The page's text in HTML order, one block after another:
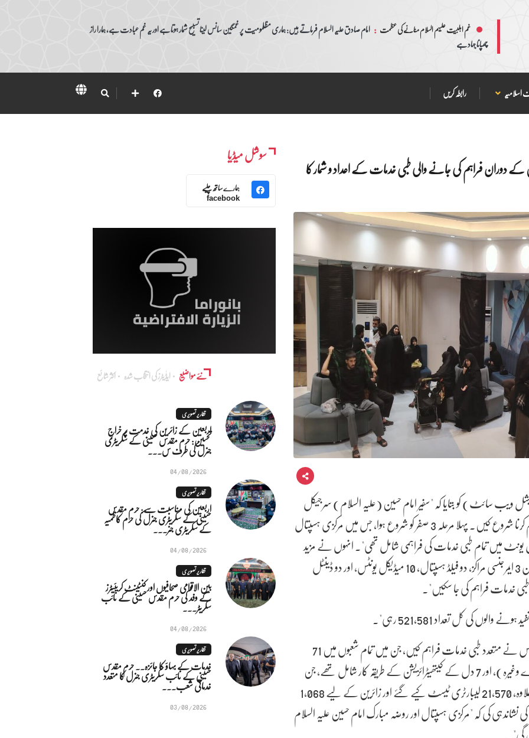
غم اہلبیت علیہم السلام منانے کی عظمت : امام صادق علیہ السلام فرماتے ہیں: ہماری مظلمومیت پر غمگین سانس لینا تسبیح شمار ہوتا ہے اور یہ غم عبادت ہے، ہمارا راز
چھپانا جہاد ہے
اسلامیہ رابطہ کریں
دوران فراہم کی جانے والی طبی خدمات کے اعداد و شمار کا
ویب سائٹ) کو بتایا کہ "سفیر امام حسین (علیہ السلام) سرجیکل
ہسپتال نے اربعین کے دوران مرحلہ وار اپنی خدمات فراہم کرنا شروع کیں۔ پہلا مرحلہ 3 صفر کو شروع ہوا، جس میں مرکزی ہسپتال
یونٹ میں تمام طبی خدمات کی فراہمی شامل تھی"۔ انہوں نے مزید
بتایا کہ "دوسرا مرحلہ 9 اور 10 صفر کو شروع ہوا، جس کے دوران 3 ایمرجنسی مراکز، دو فیلڈ ہسپتال، 10 میڈیکل یونٹس، اور دو ڈینٹل
طبی خدمات فراہم کی جا سکیں"۔
کی کل تعداد 521,581 رہی"۔
انہوں نے مزید کہا کہ "ہسپتال، ایمرجنسی مراکز، اور میڈیکل یونٹس نے متعدد طبی خدمات فراہم کیں، جن میں تمام شعبوں میں 71
ہنگامی سرجیکل آپریشنز، 7,340 ریڈیولاجیکل ٹیسٹ (ایکسرے وغیرہ)، اور 7 دل کے کیتھیٹرائزیشن کے طریقہ کار شامل تھے، جن
میں ایک کیس سویڈن اور دوسرا ایران سے تھا۔ اس کے علاوہ، 21,570 لیبارٹری ٹیسٹ کیے گئے اور زائرین کے لیے 1,068
کی کہ "مرکزی ہسپتال اور روضہ مبارک امام حسین علیہ السلام
سوشل میڈیا
ہمارے ساتھ چلیے
facebook
نئے مواضیع ایڈٰیٹرز کی انتخاب شدہ اکثر شائع
تقاریر تصویری
اربعین کے زائرین کی خدمت پر خراجِ
تحسین: حرم مقدس حسینی کے سکریٹری
جنرل کی طرف س...
04/08/2026
تقاریر تصویری
اربعین کی مناسبت سے: حرم مقدس
حسینی کے سکریٹری جنرل کی حرم کاظمیہ
کے سکریٹری جنر...
04/08/2026
تقاریر تصویری
بین الاقوامی صحافیوں اور کنٹینٹ کریئیٹرز
کے وفد کی حرم مقدس حسینی کے نائب
سکریٹر...
04/08/2026
تقاریر تصویری
خدمات کے بہاؤ کا جائزہ.. حرم مقدس
حسینی کے نائب سکریٹری جنرل کا متعدد
خدماتی شعب...
03/08/2026